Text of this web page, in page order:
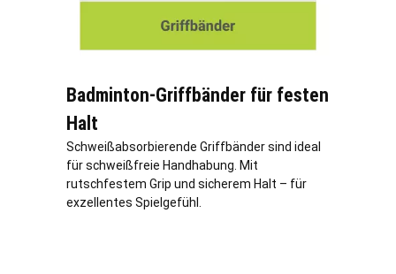
Badminton-Griffbänder für festen
Halt
Schweißabsorbierende Griffbänder sind ideal
für schweißfreie Handhabung. Mit
rutschfestem Grip und sicherem Halt – für
exzellentes Spielgefühl.